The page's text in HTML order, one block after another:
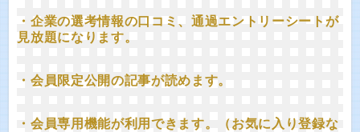
・企業の選考情報の口コミ、通過エントリーシートが
見放題になります。
・会員限定公開の記事が読めます。
・会員専用機能が利用できます。（お気に入り登録な